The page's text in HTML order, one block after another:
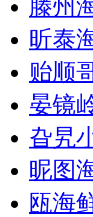
滕州
昕泰
贻顺
晏镜
旮旯
昵图
瓯海